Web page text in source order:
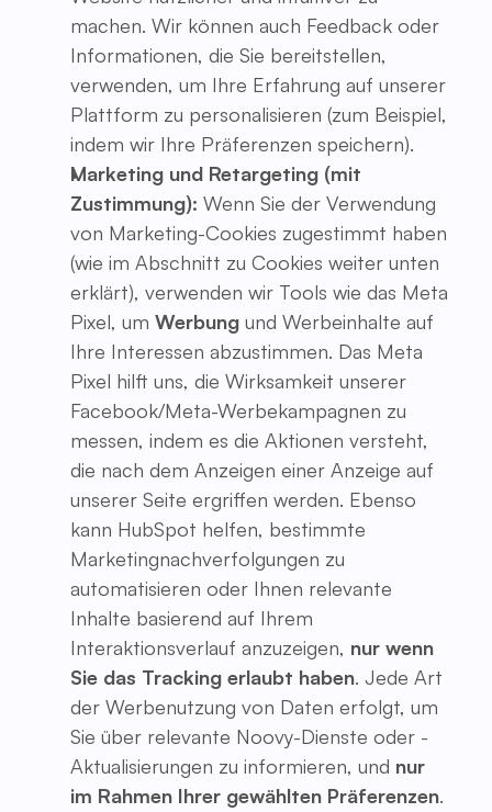
machen. Wir können auch Feedback oder
Informationen, die Sie bereitstellen,
verwenden, um Ihre Erfahrung auf unserer
Plattform zu personalisieren (zum Beispiel,
indem wir Ihre Präferenzen speichern).
Marketing und Retargeting (mit
Zustimmung): Wenn Sie der Verwendung
von Marketing-Cookies zugestimmt haben
(wie im Abschnitt zu Cookies weiter unten
erklärt), verwenden wir Tools wie das Meta
Pixel, um Werbung und Werbeinhalte auf
Ihre Interessen abzustimmen. Das Meta
Pixel hilft uns, die Wirksamkeit unserer
Facebook/Meta-Werbekampagnen zu
messen, indem es die Aktionen versteht,
die nach dem Anzeigen einer Anzeige auf
unserer Seite ergriffen werden. Ebenso
kann HubSpot helfen, bestimmte
Marketingnachverfolgungen zu
automatisieren oder Ihnen relevante
Inhalte basierend auf Ihrem
Interaktionsverlauf anzuzeigen, nur wenn
Sie das Tracking erlaubt haben. Jede Art
der Werbenutzung von Daten erfolgt, um
Sie über relevante Noovy-Dienste oder -
Aktualisierungen zu informieren, und nur
im Rahmen Ihrer gewählten Präferenzen.